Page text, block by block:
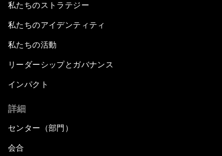
私たちのストラテジー
私たちのアイデンティティ
私たちの活動
リーダーシップとガバナンス
インパクト
詳細
センター（部門）
会合